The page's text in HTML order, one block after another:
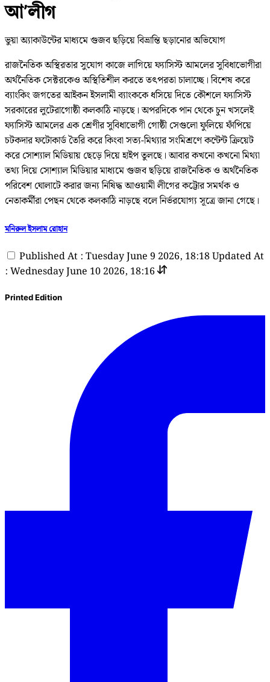
আ’লীগ
ভুয়া অ্যাকাউন্টের মাধ্যমে গুজব ছড়িয়ে বিভ্রান্তি ছড়ানোর অভিযোগ
রাজনৈতিক অস্থিরতার সুযোগ কাজে লাগিয়ে ফ্যাসিস্ট আমলের সুবিধাভোগীরা
অর্থনৈতিক সেক্টরকেও অস্থিতিশীল করতে তৎপরতা চালাচ্ছে। বিশেষ করে
ব্যাংকিং জগতের আইকন ইসলামী ব্যাংককে ধসিয়ে দিতে কৌশলে ফ্যাসিস্ট
সরকারের লুটেরাগোষ্ঠী কলকাঠি নাড়ছে। অপরদিকে পান থেকে চুন খসলেই
ফ্যাসিস্ট আমলের এক শ্রেণীর সুবিধাভোগী গোষ্ঠী সেগুলো ফুলিয়ে ফাঁপিয়ে
চটকদার ফটোকার্ড তৈরি করে কিংবা সত্য-মিথ্যার সংমিশ্রণে কন্টেন্ট ক্রিয়েট
করে সোশ্যাল মিডিয়ায় ছেড়ে দিয়ে হাইপ তুলছে। আবার কখনো কখনো মিথ্যা
তথ্য দিয়ে সোশ্যাল মিডিয়ার মাধ্যমে গুজব ছড়িয়ে রাজনৈতিক ও অর্থনৈতিক
পরিবেশ ঘোলাটে করার জন্য নিষিদ্ধ আওয়ামী লীগের কট্টোর সমর্থক ও
নেতাকর্মীরা পেছন থেকে কলকাঠি নাড়ছে বলে নির্ভরযোগ্য সূত্রে জানা গেছে।
মনিরুল ইসলাম রোহান
Published At : Tuesday June 9 2026, 18:18Updated At
: Wednesday June 10 2026, 18:16
Printed Edition